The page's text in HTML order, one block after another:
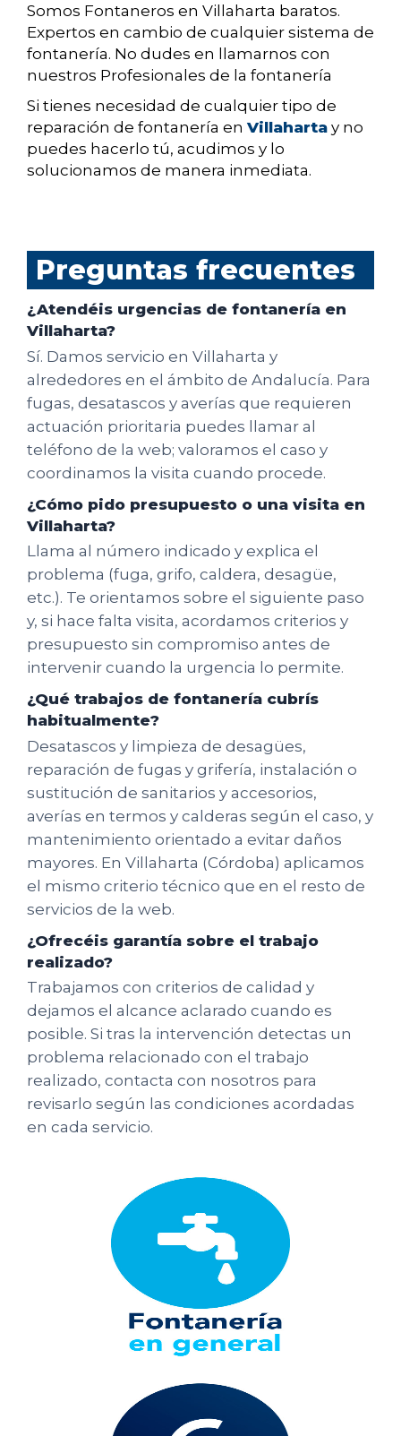
Somos Fontaneros en Villaharta baratos.
Expertos en cambio de cualquier sistema de
fontanería. No dudes en llamarnos con
nuestros Profesionales de la fontanería
Si tienes necesidad de cualquier tipo de
reparación de fontanería en Villaharta y no
puedes hacerlo tú, acudimos y lo
solucionamos de manera inmediata.
Preguntas frecuentes
¿Atendéis urgencias de fontanería en
Villaharta?
Sí. Damos servicio en Villaharta y
alrededores en el ámbito de Andalucía. Para
fugas, desatascos y averías que requieren
actuación prioritaria puedes llamar al
teléfono de la web; valoramos el caso y
coordinamos la visita cuando procede.
¿Cómo pido presupuesto o una visita en
Villaharta?
Llama al número indicado y explica el
problema (fuga, grifo, caldera, desagüe,
etc.). Te orientamos sobre el siguiente paso
y, si hace falta visita, acordamos criterios y
presupuesto sin compromiso antes de
intervenir cuando la urgencia lo permite.
¿Qué trabajos de fontanería cubrís
habitualmente?
Desatascos y limpieza de desagües,
reparación de fugas y grifería, instalación o
sustitución de sanitarios y accesorios,
averías en termos y calderas según el caso, y
mantenimiento orientado a evitar daños
mayores. En Villaharta (Córdoba) aplicamos
el mismo criterio técnico que en el resto de
servicios de la web.
¿Ofrecéis garantía sobre el trabajo
realizado?
Trabajamos con criterios de calidad y
dejamos el alcance aclarado cuando es
posible. Si tras la intervención detectas un
problema relacionado con el trabajo
realizado, contacta con nosotros para
revisarlo según las condiciones acordadas
en cada servicio.